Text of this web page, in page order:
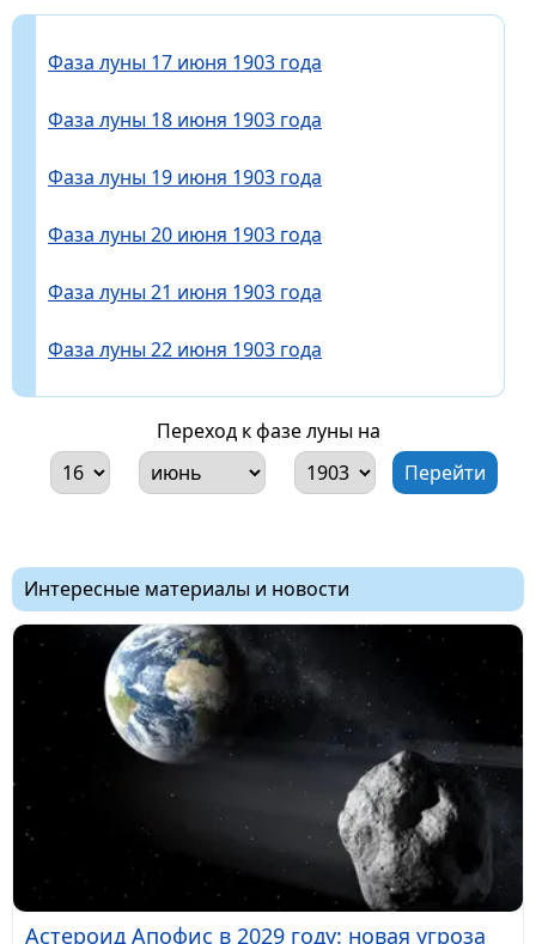
Фаза луны 17 июня 1903 года
Фаза луны 18 июня 1903 года
Фаза луны 19 июня 1903 года
Фаза луны 20 июня 1903 года
Фаза луны 21 июня 1903 года
Фаза луны 22 июня 1903 года
Переход к фазе луны на
Интересные материалы и новости
Астероид Апофис в 2029 году: новая угроза